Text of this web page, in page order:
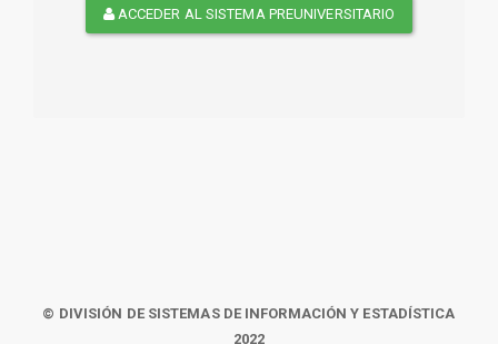
ACCEDER AL SISTEMA PREUNIVERSITARIO
© DIVISIÓN DE SISTEMAS DE INFORMACIÓN Y ESTADÍSTICA
2022